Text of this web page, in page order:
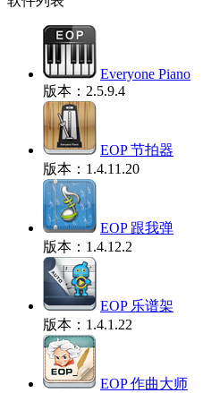
Everyone Piano
版本：2.5.9.4
EOP 节拍器
版本：1.4.11.20
EOP 跟我弹
版本：1.4.12.2
EOP 乐谱架
版本：1.4.1.22
EOP 作曲大师